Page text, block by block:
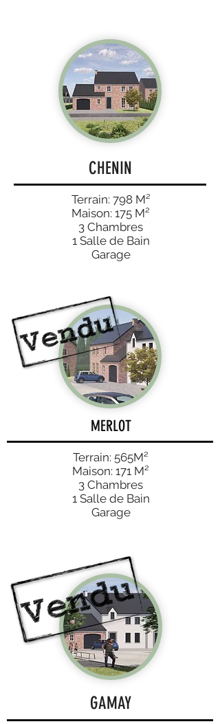
CHENIN
Terrain: 798 M²
Maison: 175 M²
3 Chambres
1 Salle de Bain
Garage
MERLOT
Terrain: 565M²
Maison: 171 M²
3 Chambres
1 Salle de Bain
Garage
GAMAY